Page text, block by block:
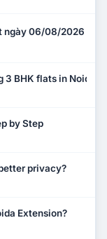
ngày 06/08/2026
BHK flats in Noida?
by Step
privacy?
Extension?